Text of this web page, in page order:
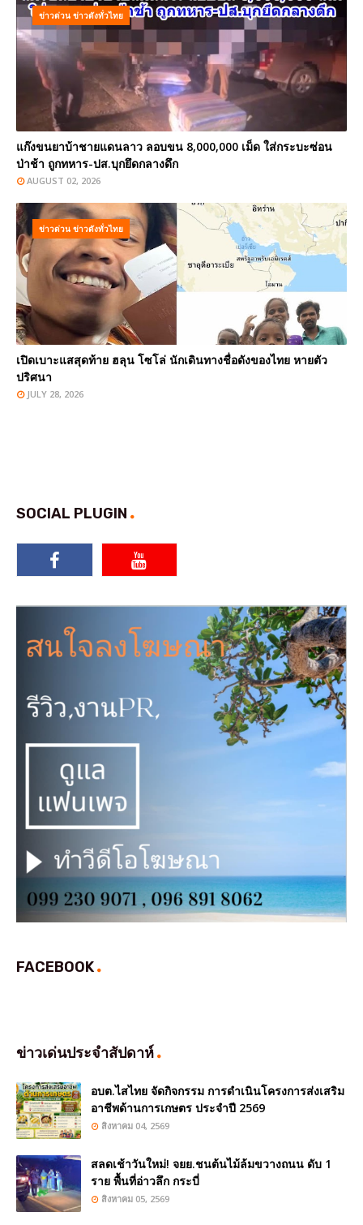
ข่าวด่วน ข่าวดังทั่วไทย
แก๊งขนยาบ้าชายแดนลาว ลอบขน 8,000,000 เม็ด ใส่กระบะซ่อน
ป่าช้า ถูกทหาร-ปส.บุกยึดกลางดึก
AUGUST 02, 2026
ข่าวด่วน ข่าวดังทั่วไทย
เปิดเบาะแสสุดท้าย ฮลุน โซโล่ นักเดินทางชื่อดังของไทย หายตัว
ปริศนา
JULY 28, 2026
SOCIAL PLUGIN
FACEBOOK
ข่าวเด่นประจำสัปดาห์
อบต.ไสไทย จัดกิจกรรม การดำเนินโครงการส่งเสริม
อาชีพด้านการเกษตร ประจำปี 2569
สิงหาคม 04, 2569
สลดเช้าวันใหม่! จยย.ชนต้นไม้ล้มขวางถนน ดับ 1
ราย พื้นที่อ่าวลึก กระบี่
สิงหาคม 05, 2569